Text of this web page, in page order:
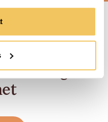
og
folk og